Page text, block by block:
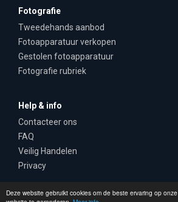
Deze website gebruikt cookies om de beste ervaring op onze
Fotografie
Tweedehands aanbod
Fotoapparatuur verkopen
Gestolen fotoapparatuur
Fotografie rubriek
Help & info
Contacteer ons
FAQ
Veilig Handelen
Privacy